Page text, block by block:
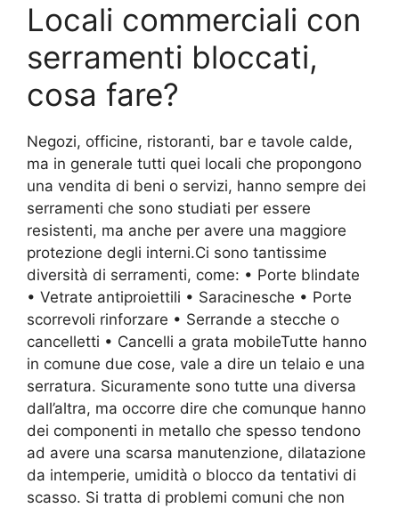
Locali commerciali con
serramenti bloccati,
cosa fare?
Negozi, officine, ristoranti, bar e tavole calde,
ma in generale tutti quei locali che propongono
una vendita di beni o servizi, hanno sempre dei
serramenti che sono studiati per essere
resistenti, ma anche per avere una maggiore
protezione degli interni.Ci sono tantissime
diversità di serramenti, come: • Porte blindate
• Vetrate antiproiettili • Saracinesche • Porte
scorrevoli rinforzare • Serrande a stecche o
cancelletti • Cancelli a grata mobileTutte hanno
in comune due cose, vale a dire un telaio e una
serratura. Sicuramente sono tutte una diversa
dall’altra, ma occorre dire che comunque hanno
dei componenti in metallo che spesso tendono
ad avere una scarsa manutenzione, dilatazione
da intemperie, umidità o blocco da tentativi di
scasso. Si tratta di problemi comuni che non